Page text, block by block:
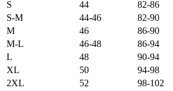
S
44 82-86
S-M
44-46 82-90
M
46 86-90
M-L
46-48 86-94
L
48 90-94
XL
50 94-98
2XL
52 98-102